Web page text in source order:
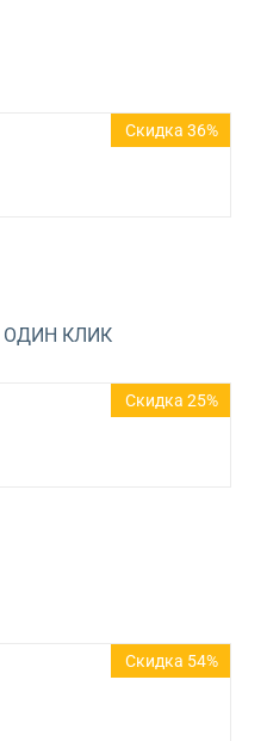
Скидка 36%
ОДИН КЛИК
Скидка 25%
Скидка 54%